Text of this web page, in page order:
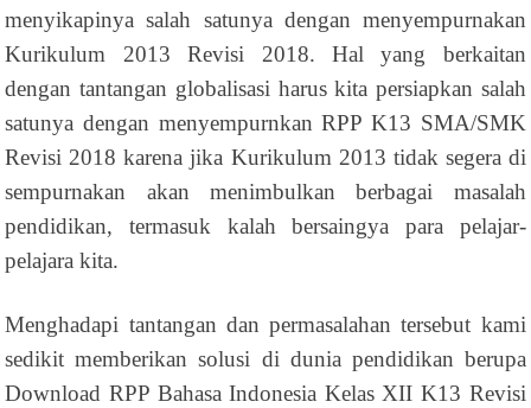
menyikapinya salah satunya dengan menyempurnakan
Kurikulum 2013 Revisi 2018. Hal yang berkaitan
dengan tantangan globalisasi harus kita persiapkan salah
satunya dengan menyempurnkan RPP K13 SMA/SMK
Revisi 2018 karena jika Kurikulum 2013 tidak segera di
sempurnakan akan menimbulkan berbagai masalah
pendidikan, termasuk kalah bersaingya para pelajar-
pelajara kita.
Menghadapi tantangan dan permasalahan tersebut kami
sedikit memberikan solusi di dunia pendidikan berupa
Download RPP Bahasa Indonesia Kelas XII K13 Revisi